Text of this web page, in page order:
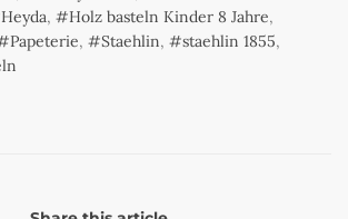
Heyda, Holz basteln Kinder 8 Jahre,
Papeterie, Staehlin, staehlin 1855,